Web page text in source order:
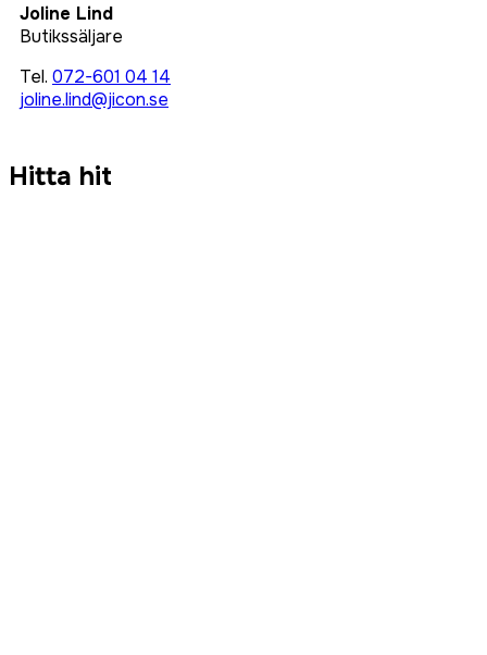
Joline Lind
Butikssäljare
Tel. 072-601 04 14
joline.lind@jicon.se
Hitta hit